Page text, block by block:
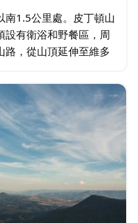
南1.5公里處。皮丁頓山
設有衛浴和野餐區，周
路，從山頂延伸至維多